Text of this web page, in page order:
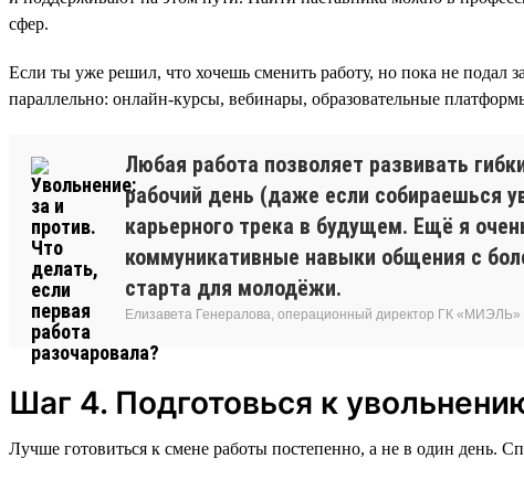
сфер.
Если ты уже решил, что хочешь сменить работу, но пока не подал
параллельно: онлайн-курсы, вебинары, образовательные
Любая работа позволяет развивать
рабочий день (даже если собираешься
карьерного трека в будущем. Ещё я
коммуникативные навыки общения с
старта для молодёжи.
Елизавета Генералова, операционный директор ГК «МИЭЛЬ»
Шаг 4. Подготовься к
Лучше готовиться к смене работы постепенно, а не в один день.